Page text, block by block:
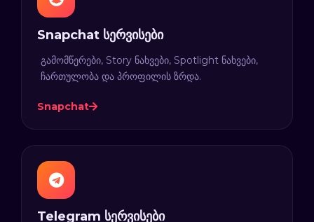
Snapchat სერვისები
გამომწერები, Story ნახვები, Spotlight ნახვები,
ჩართულობა და პროფილის ზრდა.
Snapchat
Telegram სერვისები